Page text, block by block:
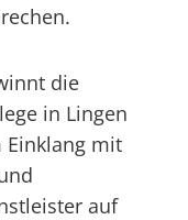
die
in Lingen
Einklang mit
auf